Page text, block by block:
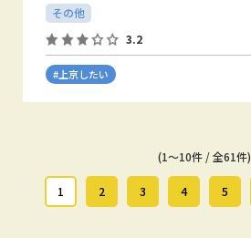
その他
3.2
#上京したい
(1～10件 / 全61件)
1 2 3 4 5